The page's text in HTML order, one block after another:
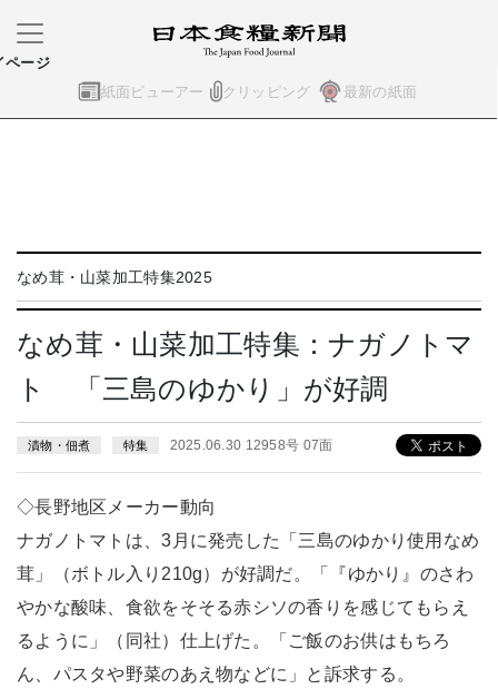
紙面ビューアー クリッピング 最新の紙面
ページ
なめ茸・山菜加工特集2025
なめ茸・山菜加工特集：ナガノトマ
ト 「三島のゆかり」が好調
漬物・佃煮 特集 2025.06.30 12958号 07面
◇長野地区メーカー動向
ナガノトマトは、3月に発売した「三島のゆかり使用なめ
茸」（ボトル入り210g）が好調だ。「『ゆかり』のさわ
やかな酸味、食欲をそそる赤シソの香りを感じてもらえ
るように」（同社）仕上げた。「ご飯のお供はもちろ
ん、パスタや野菜のあえ物などに」と訴求する。